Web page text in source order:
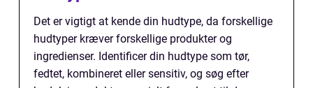
Det er vigtigt at kende din hudtype, da forskellige
hudtyper kræver forskellige produkter og
ingredienser. Identificer din hudtype som tør,
fedtet, kombineret eller sensitiv, og søg efter